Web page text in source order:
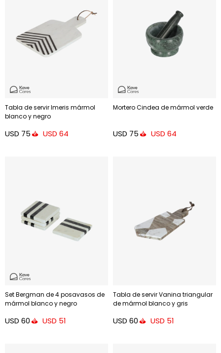
Tabla de servir Imeris mármol
blanco y negro
USD 75 USD 64
Mortero Cindea de mármol verde
USD 75 USD 64
Set Bergman de 4 posavasos de
mármol blanco y negro
USD 60 USD 51
Tabla de servir Vanina triangular
de mármol blanco y gris
USD 60 USD 51